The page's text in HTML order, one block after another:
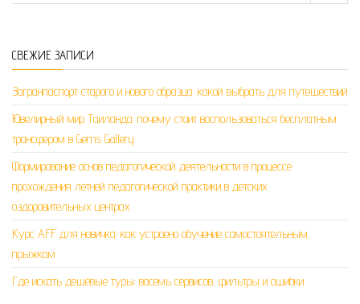
СВЕЖИЕ ЗАПИСИ
Загранпаспорт старого и нового образца: какой выбрать для путешествий
Ювелирный мир Таиланда: почему стоит воспользоваться бесплатным
трансфером в Gems Gallery
Формирование основ педагогической деятельности в процессе
прохождения летней педагогической практики в детских
оздоровительных центрах
Курс AFF для новичка: как устроено обучение самостоятельным
прыжкам
Где искать дешёвые туры: восемь сервисов, фильтры и ошибки